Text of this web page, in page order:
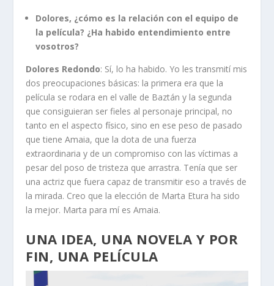
Dolores, ¿cómo es la relación con el equipo de
la película? ¿Ha habido entendimiento entre
vosotros?
Dolores Redondo: Sí, lo ha habido. Yo les transmití mis
dos preocupaciones básicas: la primera era que la
película se rodara en el valle de Baztán y la segunda
que consiguieran ser fieles al personaje principal, no
tanto en el aspecto físico, sino en ese peso de pasado
que tiene Amaia, que la dota de una fuerza
extraordinaria y de un compromiso con las víctimas a
pesar del poso de tristeza que arrastra. Tenía que ser
una actriz que fuera capaz de transmitir eso a través de
la mirada. Creo que la elección de Marta Etura ha sido
la mejor. Marta para mí es Amaia.
UNA IDEA, UNA NOVELA Y POR
FIN, UNA PELÍCULA